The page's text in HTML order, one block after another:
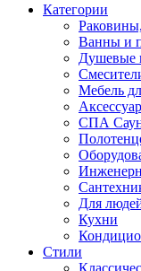
Категории
Ванны и
Душевые
Мебель
СПА
Для
Кухни
Стили